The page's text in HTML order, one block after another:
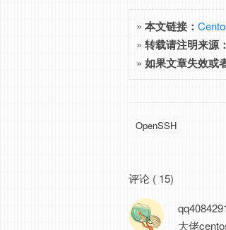
» 本文链接：
» 转载请注明来源：
» 如果文章失效或
OpenSSH
评论 ( 15)
大佬